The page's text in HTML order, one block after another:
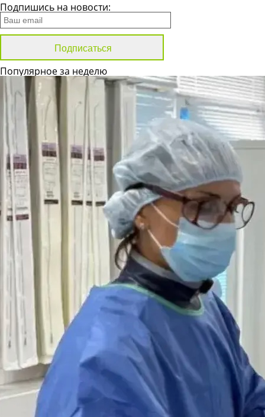
Подпишись на новости:
Популярное за неделю